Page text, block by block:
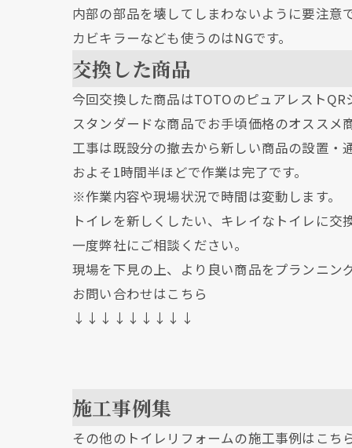
内部の部品を壊してしまわないように要注意
カビキラーなども使うのはNGです。
交換した商品
今回交換した商品はTOTOのピュアレストQR
スタンダードな商品でお手頃価格のオススメ
工事は既設分の撤去から新しい商品の設置・
およそ1時間半ほどで作業は完了です。
※作業内容や現場状況で時間は変動します。
トイレを新しくしたい、キレイなトイレに交
一度弊社にご相談ください。
現場を下見の上、より良い商品をプランニン
お問い合わせはこちら
施工事例集
その他のトイレリフォームの施工事例はこち